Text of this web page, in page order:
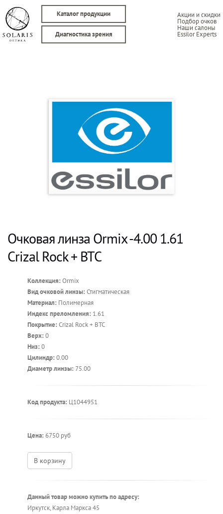
Каталог продукции Акции и скидки
Подбор очков
Наши салоны
Essilor Experts
Диагностика зрения
Очковая линза Ormix -4.00 1.61
Crizal Rock + BTC
Коллекция: Ormix
Вид очковой линзы: Стигматическая
Материал: Полимерная
Индекс преломления: 1.61
Покрытие: Crizal Rock + BTC
Верх: 0
Низ: 0
Цилиндр: 0.00
Диаметр линзы: 75.00
Код продукта: Ц1044951
Цена: 6750 руб
В корзину
Данный товар можно купить по адресу:
Иркутск, Карла Маркса 45